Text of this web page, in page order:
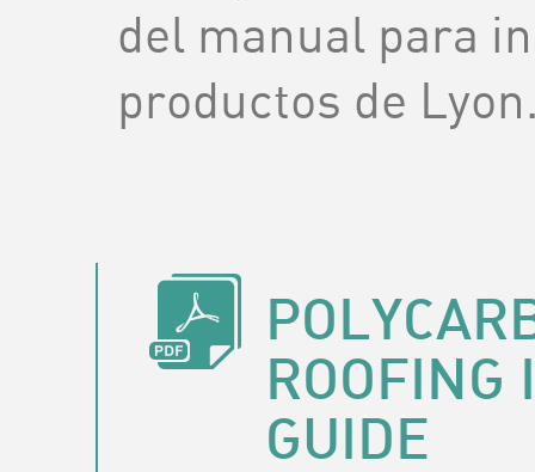
del manual para
productos de
GUIDE